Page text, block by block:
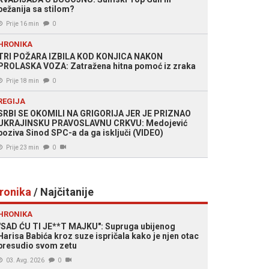
sa stilom?
Prije 16 min 0
POŽARA IZBILA KOD KONJICA NAKON
VOZA: Zatražena hitna pomoć iz zraka
Prije 18 min 0
SE OKOMILI NA GRIGORIJA JER JE PRIZNAO
PRAVOSLAVNU CRKVU: Medojević
Sinod SPC-a da ga isključi (VIDEO)
Prije 23 min 0
/ Najčitanije
ĆU TI JE**T MAJKU": Supruga ubijenog
Babića kroz suze ispričala kako je njen otac
svom zetu
03. Avg. 2026 0